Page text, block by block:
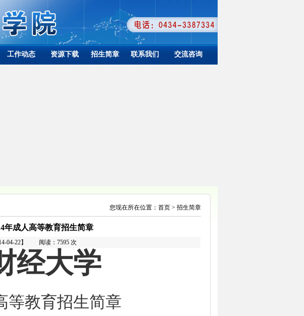
工作动态 资源下载 招生简章 联系我们 交流咨询
您现在所在位置：首页 > 招生简章
年成人高等教育招生简章
04-22】 阅读：7595 次
经大学
等教育招生简章